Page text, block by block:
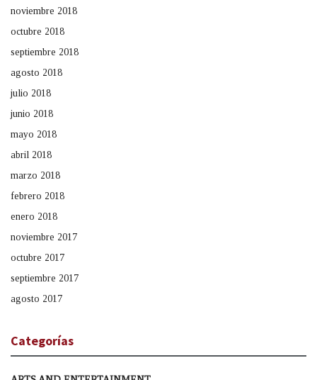
noviembre 2018
octubre 2018
septiembre 2018
agosto 2018
julio 2018
junio 2018
mayo 2018
abril 2018
marzo 2018
febrero 2018
enero 2018
noviembre 2017
octubre 2017
septiembre 2017
agosto 2017
Categorías